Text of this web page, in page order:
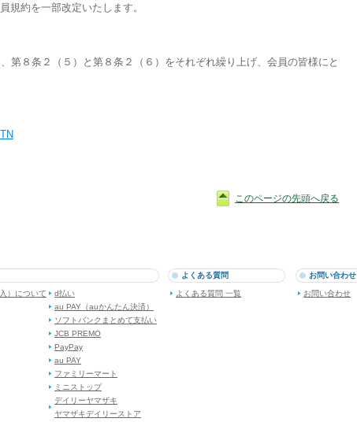
規約を一部改定いたします。
第８条２（５）と第８条２（６）をそれぞれ繰り上げ、会員の皆様にと
このページの先頭へ戻る
）について
d払い
au PAY（auかんたん決済）
ソフトバンクまとめて支払い
JCB PREMO
PayPay
au PAY
ファミリーマート
ミニストップ
デイリーヤマザキ
ヤマザキデイリーストア
よくある質問
よくある質問 一覧
お問い合わせ
お問い合わせ